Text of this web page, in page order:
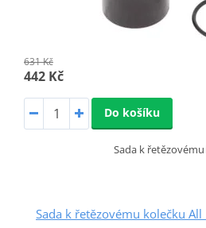
631 Kč
442 Kč
Do košíku
Sada k
Sada k řetězovému kolečku